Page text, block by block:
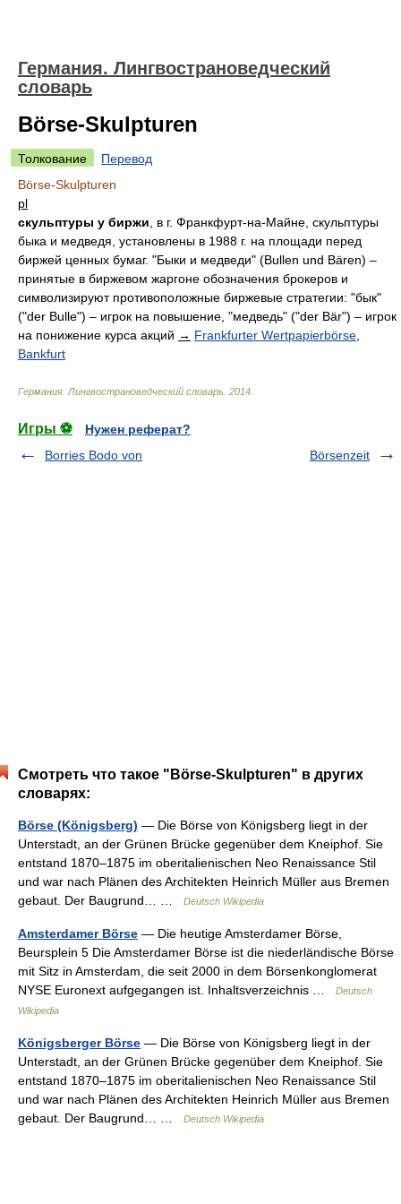
Германия. Лингвострановедческий
словарь
Börse-Skulpturen
Толкование
Перевод
Börse-Skulpturen
pl
скульптуры у биржи , в г. Франкфурт-на-Майне, скульптуры
быка и медведя, установлены в 1988 г. на площади перед
биржей ценных бумаг. "Быки и медведи" (Bullen und Bären) –
принятые в биржевом жаргоне обозначения брокеров и
символизируют противоположные биржевые стратегии: "бык"
("der Bulle") – игрок на повышение, "медведь" ("der Bär") – игрок
на понижение курса акций → Frankfurter Wertpapierbörse
Bankfurt
Германия. Лингвострановедческий словарь 2014
Игры ⚽
Нужен реферат?
Borries Bodo von
Börsenzeit
Смотреть что такое "Börse-Skulpturen" в других
словарях:
Börse (Königsberg) — Die Börse von Königsberg liegt in der
Unterstadt, an der Grünen Brücke gegenüber dem Kneiphof. Sie
entstand 1870–1875 im oberitalienischen Neo Renaissance Stil
und war nach Plänen des Architekten Heinrich Müller aus Bremen
gebaut. Der Baugrund… …
Deutsch Wikipedia
Amsterdamer Börse — Die heutige Amsterdamer Börse,
Beursplein 5 Die Amsterdamer Börse ist die niederländische Börse
mit Sitz in Amsterdam, die seit 2000 in dem Börsenkonglomerat
NYSE Euronext aufgegangen ist. Inhaltsverzeichnis …
Deutsch
Wikipedia
Königsberger Börse — Die Börse von Königsberg liegt in der
Unterstadt, an der Grünen Brücke gegenüber dem Kneiphof. Sie
entstand 1870–1875 im oberitalienischen Neo Renaissance Stil
und war nach Plänen des Architekten Heinrich Müller aus Bremen
gebaut. Der Baugrund… …
Deutsch Wikipedia